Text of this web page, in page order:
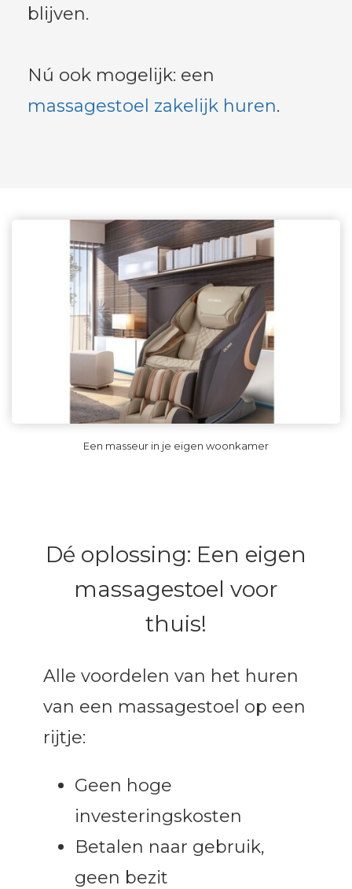
blijven.
Nú ook mogelijk: een
massagestoel zakelijk huren.
Een masseur in je eigen woonkamer
Dé oplossing: Een eigen
massagestoel voor
thuis!
Alle voordelen van het huren
van een massagestoel op een
rijtje:
Geen hoge
investeringskosten
Betalen naar gebruik,
geen bezit